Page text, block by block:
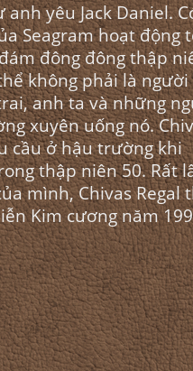
yêu Jack Daniel.
Seagram hoạt động
đông đông thập
không phải là
anh ta và những
xuyên uống nó.
cầu ở hậu trường khi
thập niên 50. Rất
mình, Chivas Regal
Kim cương năm